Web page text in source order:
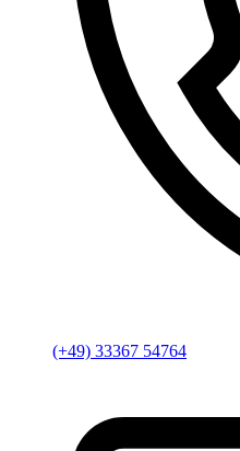
(+49) 33367 54764